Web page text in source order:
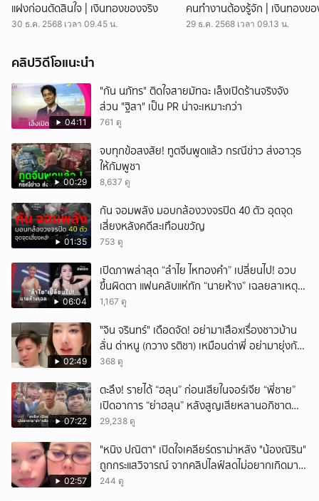
1,000 บาท กดติดตามช่อง CH7HD News ได้ที่ :
https://cutt.ly/YTch7hdnews ติดตามข่าวสารเพิ่มเติมได้ที่ :
ติดตาม CH7HD News และ TERO Digital ได้ที่ :
https://linktr.ee/ch7hdnews_tero
แฝงก่อนตัดสินใจ | เงินทองของจริง
30 ธ.ค. 2568 เวลา 09.45 น.
คนทำงานต้องรู้จัก | เงินทองขอ
29 ธ.ค. 2568 เวลา 09.13 น.
คลิปวิดีโอแนะนำ
04:11
"กัน นภัทร" ติดใจสายมัทฉะ เล็งเปิดร้านจริงจัง
ส่วน "ฐิสา" เป็น PR น่าจะเหมาะกว่า
761 ดู
00:29
จบทุกข้อสงสัย! ทูตจีนพูดแล้ว กรณีข่าว ส่งอาวุธ
ให้กัมพูชา
8,637 ดู
01:35
กัน จอมพลัง มอบกล้องวงจรปิด 40 ตัว อุดจุด
เสี่ยงหลังคดีสะเทือนขวัญ
753 ดู
06:04
เปิดภาพล่าสุด “ลำไย ไหทองคำ” เปลี่ยนไป! อวบ
ขึ้นผิดตา แฟนคลับแห่ทัก “นายห้าง” เฉลยสาเหตุ
ชัด!
1,167 ดู
02:49
ั่"จิน จรินทร์" เดือดจัด! อย่ามาเสือxเรื่องชาวบ้าน
ลั่น ด่าหนู (กวาง รติชา) เหมือนด่าพี่ อย่ามายุ่งกับ
คนของผม จบ!!!
368 ดู
07:22
ตะลึง! รายได้ “ฮลุน” ก่อนเสียในจอร์เจีย “พี่ชาย”
เปิดอาการ “ย่าฮลุน” หลังสูญเสียหลานอภิชาต
บุตร!
29,238 ดู
02:57
"หนิง ปณิตา" เปิดใจเคลียร์ดราม่าหลัง "น้องณิริน"
ถูกกระแสวิจารณ์ จากคลิปไลฟ์สดไม่อยากเกิดมา
หน้าเหมือนพ่อ
244 ดู